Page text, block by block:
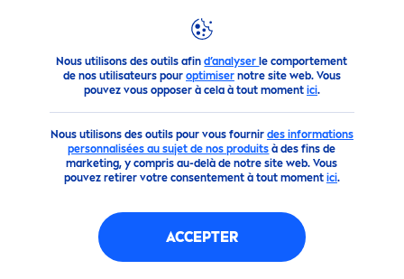
Nous utilisons des outils afind’analyser le comportement
de nos utilisateurs pour optimisernotre site web. Vous
pouvez vous opposer à cela à tout moment ici.
Nous utilisons des outils pour vous fournir des informations
personnalisées au sujet de nos produits à des fins de
marketing, y compris au-delà de notre site web. Vous
pouvez retirer votre consentement à tout moment ici.
ACCEPTER